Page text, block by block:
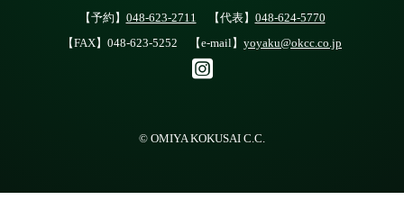
【予約】 048-623-2711 【代表】 048-624-5770
【FAX】048-623-5252 【e-mail】 yoyaku@okcc.co.jp
© OMIYA KOKUSAI C.C.